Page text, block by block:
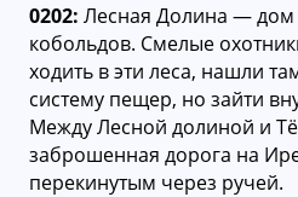
0202: Лесная Долина — дом
кобольдов. Смелые
ходить в эти леса, нашли
систему пещер, но зайти
Между Лесной долиной и
заброшенная дорога на
перекинутым через ручей.